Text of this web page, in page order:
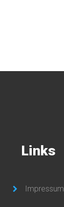
Links
Impressum